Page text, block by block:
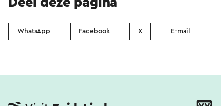
WhatsApp Facebook X E-mail